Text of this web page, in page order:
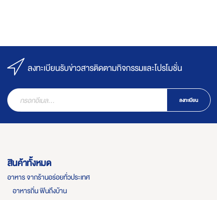
ลงทะเบียนรับข่าวสารติดตามกิจกรรมและโปรโมชั่น
ลงทะเบียน
สินค้าทั้งหมด
อาหาร จากร้านอร่อยทั่วประเทศ
อาหารถิ่น ฟินถึงบ้าน